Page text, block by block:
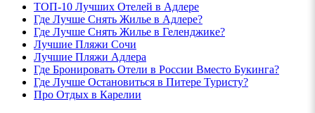
ТОП-10 Лучших Отелей в Адлере
Где Лучше Снять Жилье в Адлере?
Где Лучше Снять Жилье в Геленджике?
Лучшие Пляжи Сочи
Лучшие Пляжи Адлера
Где Бронировать Отели в России Вместо Букинга?
Где Лучше Остановиться в Питере Туристу?
Про Отдых в Карелии